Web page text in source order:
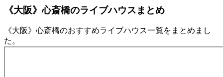
《大阪》心斎橋のライブハウスまとめ
《大阪》心斎橋のおすすめライブハウス一覧をまとめまし
た。